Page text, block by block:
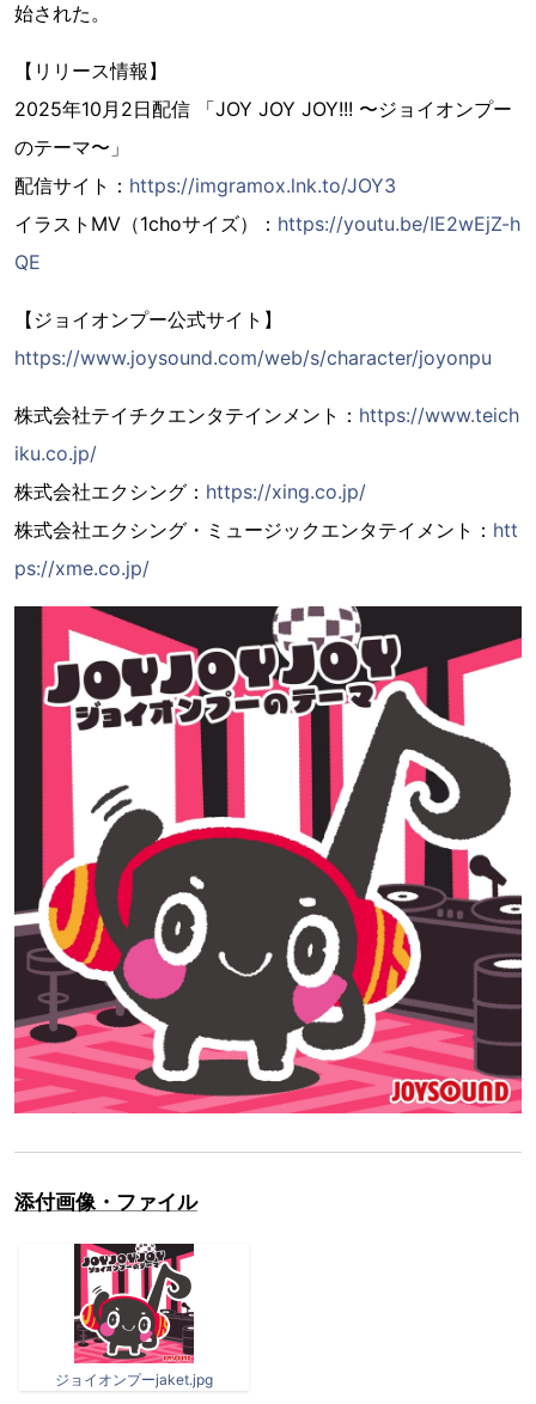
始された。
【リリース情報】
2025年10月2日配信 「JOY JOY JOY!!! 〜ジョイオンプー
のテーマ〜」
配信サイト： https://imgramox.lnk.to/JOY3
イラストMV（1choサイズ）： https://youtu.be/IE2wEjZ-h
QE
【ジョイオンプー公式サイト】
https://www.joysound.com/web/s/character/joyonpu
株式会社テイチクエンタテインメント： https://www.teich
iku.co.jp/
株式会社エクシング： https://xing.co.jp/
株式会社エクシング・ミュージックエンタテイメント： htt
ps://xme.co.jp/
添付画像・ファイル
ジョイオンプーjaket.jpg